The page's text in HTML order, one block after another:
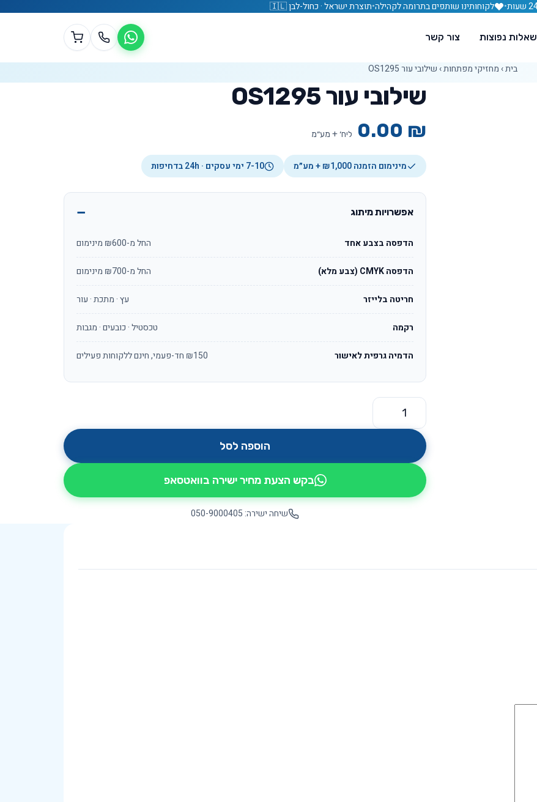
• לקוחותינו שותפים בתרומה לקהילה•תוצרת ישראל · כחול-לבן 🇮🇱
שאלות נפוצות צור קשר
בית› מחזיקי מפתחות› שילובי עור OS1295
שילובי עור OS1295
0.00 ₪ ליח׳ + מע״מ
מינימום הזמנה ₪1,000 + מע״מ 7-10 ימי עסקים · 24h בדחיפות
אפשרויות מיתוג
הדפסה בצבע אחד החל מ-₪600 מינימום
הדפסה CMYK (צבע מלא) החל מ-₪700 מינימום
חריטה בלייזר עץ · מתכת · עור
רקמה טכסטיל · כובעים · מגבות
הדמיה גרפית לאישור ₪150 חד-פעמי, חינם ללקוחות פעילים
כמות של שילובי עור OS1295
הוספה לסל
בקש הצעת מחיר ישירה בוואטסאפ
שיחה ישירה: 050-9000405